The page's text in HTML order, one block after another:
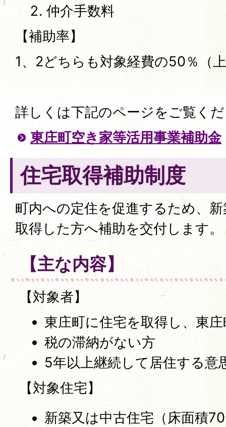
仲介手数料
【補助率】
1、2どちらも対象経費の50％（
詳しくは下記のページをご覧く
東庄町空き家等活用事業補助金
住宅取得補助制度
町内への定住を促進するため、
取得した方へ補助を交付します。
【主な内容】
【対象者】
東庄町に住宅を取得し、東
税の滞納がない方
5年以上継続して居住する
【対象住宅】
新築又は中古住宅（床面積